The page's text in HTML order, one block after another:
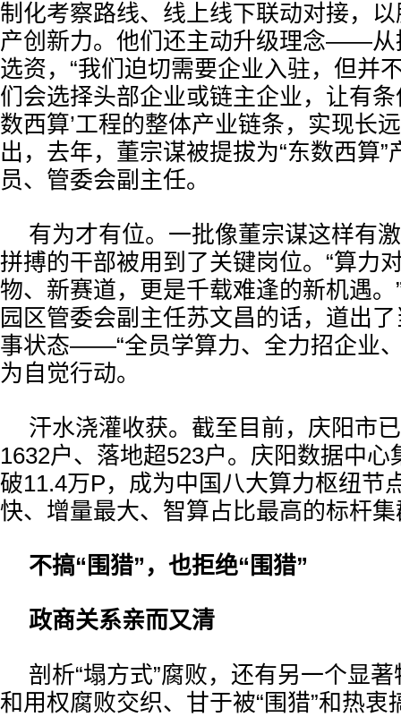
制化考察路线、线上线下联动对接，
产创新力。他们还主动升级理念——从
选资，“我们迫切需要企业入驻，但并
们会选择头部企业或链主企业，让有条
数西算’工程的整体产业链条，实现长
出，去年，董宗谋被提拔为“东数西算”
员、管委会副主任。
有为才有位。一批像董宗谋这样有
拼搏的干部被用到了关键岗位。“算力
物、新赛道，更是千载难逢的新机遇。
园区管委会副主任苏文昌的话，道出
事状态——“全员学算力、全力招企业
为自觉行动。
汗水浇灌收获。截至目前，庆阳市
1632户、落地超523户。庆阳数据中心
破11.4万P，成为中国八大算力枢纽节
快、增量最大、智算占比最高的标杆集
不搞“围猎”，也拒绝“围猎”
政商关系亲而又清
剖析“塌方式”腐败，还有另一个显
和用权腐败交织、甘于被“围猎”和热衷